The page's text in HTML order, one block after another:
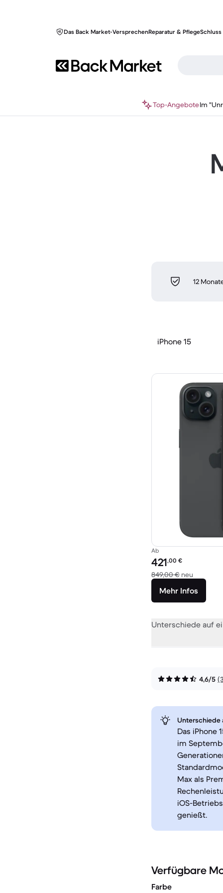
Das Back Market-VersprechenReparatur & PflegeSchluss
Top-AngeboteIm
12
iPhone 15
Ab
Preis des erneuerten
421,00 €
849,00 € neu
Mehr Infos
Unterschiede auf
4,6/5
Unterschiede
Das iPhone
im
Max als
iOS-
genießt.
Verfügbare
Farbe